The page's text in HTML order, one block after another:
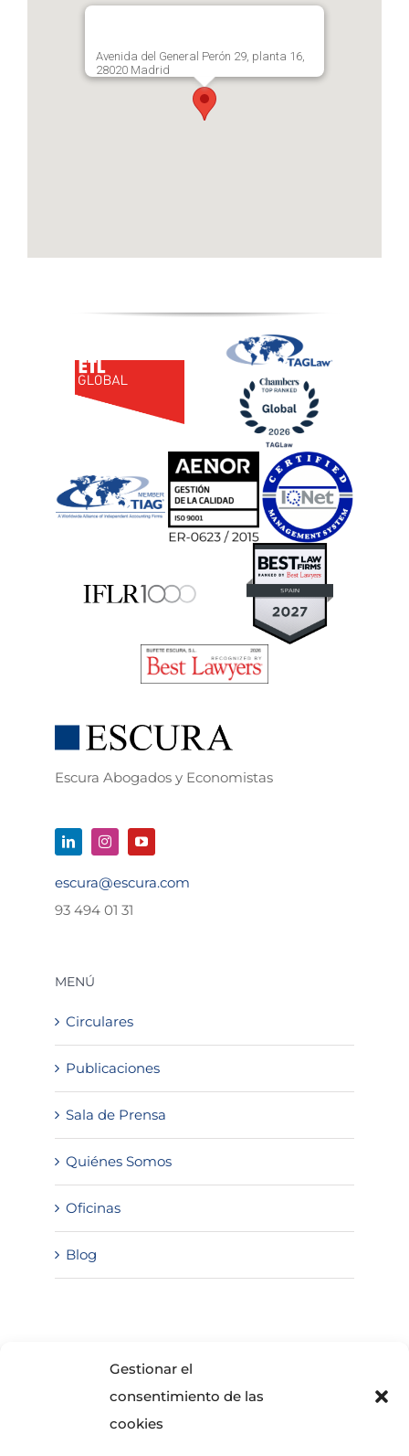
Gestionar el
consentimiento de las
cookies
Avenida del General Perón 29, planta 16,
28020 Madrid
Escura Abogados y Economistas
escura@escura.com
93 494 01 31
MENÚ
Circulares
Publicaciones
Sala de Prensa
Quiénes Somos
Oficinas
Blog